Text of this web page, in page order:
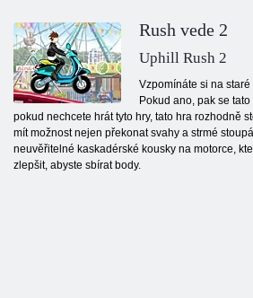
Rush vede 2
Uphill Rush 2
Vzpomínáte si na
Pokud ano, pak se
pokud nechcete hrát tyto hry, tato hra rozhodně
mít možnost nejen překonat svahy a strmé
neuvěřitelné kaskadérské kousky na motorce,
zlepšit, abyste sbírat body.